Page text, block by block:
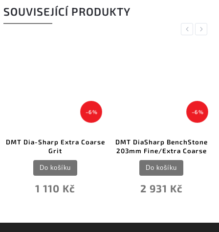
SOUVISEJÍCÍ PRODUKTY
Previous
DMT DiaSharp BenchStone
203mm Fine/Extra Coarse
2 931 Kč
Do košíku
Ganzo Diamond
Stone 200
329 Kč
Do košíku
Next